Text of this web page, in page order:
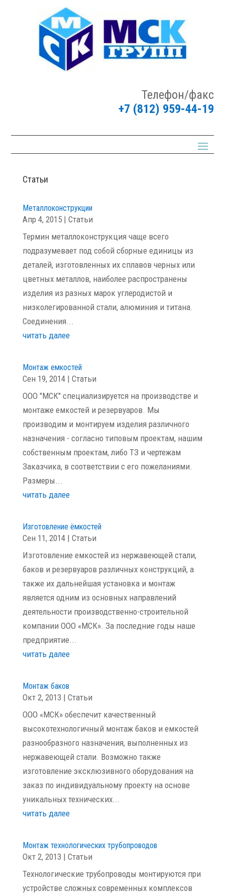
Телефон/факс
+7 (812) 959-44-19
Статьи
Металлоконструкции
Апр 4, 2015| Статьи
Термин металлоконструкция чаще всего
подразумевает под собой сборные единицы из
деталей, изготовленных их сплавов черных или
цветных металлов, наиболее распространены
изделия из разных марок углеродистой и
низколегированной стали, алюминия и титана.
Соединения...
читать далее
Монтаж емкостей
Сен 19, 2014| Статьи
ООО "МСК" специализируется на производстве и
монтаже емкостей и резервуаров. Мы
производим и монтируем изделия различного
назначения - согласно типовым проектам, нашим
собственным проектам, либо ТЗ и чертежам
Заказчика, в соответствии с его пожеланиями.
Размеры...
читать далее
Изготовление ёмкостей
Сен 11, 2014| Статьи
Изготовление емкостей из нержавеющей стали,
баков и резервуаров различных конструкций, а
также их дальнейшая установка и монтаж
является одним из основных направлений
деятельности производственно-строительной
компании ООО «МСК». За последние годы наше
предприятие...
читать далее
Монтаж баков
Окт 2, 2013 | Статьи
ООО «МСК» обеспечит качественный
высокотехнологичный монтаж баков и емкостей
разнообразного назначения, выполненных из
нержавеющей стали. Возможно также
изготовление эксклюзивного оборудования на
заказ по индивидуальному проекту на основе
уникальных технических...
читать далее
Монтаж технологических трубопроводов
Окт 2, 2013 | Статьи
Технологические трубопроводы монтируются при
устройстве сложных современных комплексов